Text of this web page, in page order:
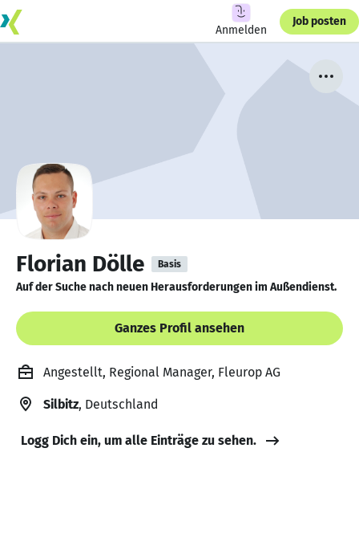
Anmelden
Job posten
Florian Dölle Basis
Auf der Suche nach neuen Herausforderungen im Außendienst.
Ganzes Profil ansehen
Angestellt, Regional Manager, Fleurop AG
Silbitz, Deutschland
Logg Dich ein, um alle Einträge zu sehen.